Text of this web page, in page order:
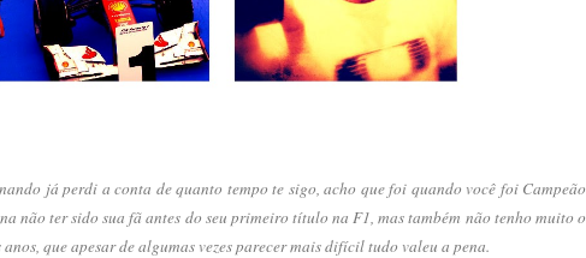
já perdi a conta de quanto tempo te sigo, acho que foi quando você foi Campeão
não ter sido sua fã antes do seu primeiro título na F1, mas também não tenho muito o
que apesar de algumas vezes parecer mais difícil tudo valeu a pena.